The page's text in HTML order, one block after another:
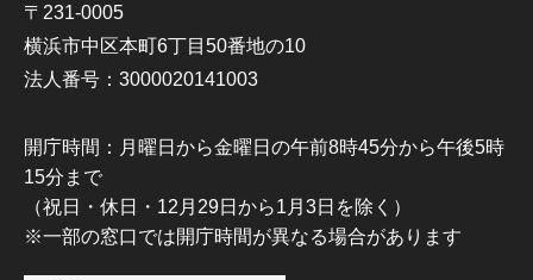
〒231-0005
横浜市中区本町6丁目50番地の10
法人番号：3000020141003
開庁時間：月曜日から金曜日の午前8時45分から午後5時
15分まで
（祝日・休日・12月29日から1月3日を除く）
※一部の窓口では開庁時間が異なる場合があります